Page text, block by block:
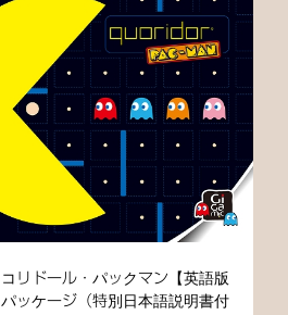
コリドール・パックマン【英語版
パッケージ（特別日本語説明書付